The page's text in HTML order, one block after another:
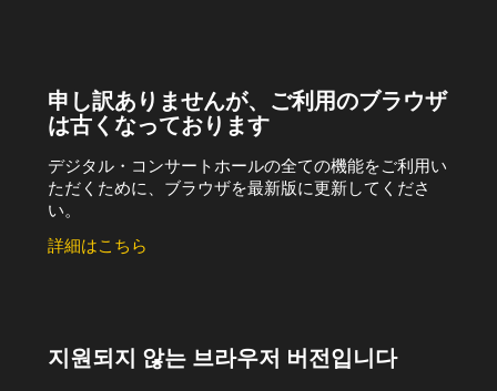
申し訳ありませんが、ご利用のブラウザ
は古くなっております
デジタル・コンサートホールの全ての機能をご利用い
ただくために、ブラウザを最新版に更新してくださ
い。
詳細はこちら
지원되지 않는 브라우저 버전입니다